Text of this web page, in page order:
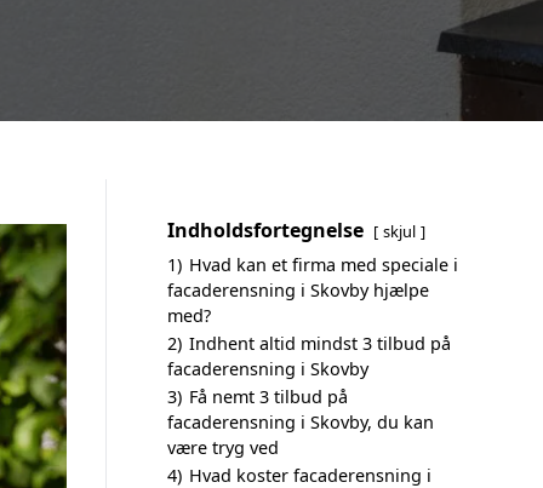
Indholdsfortegnelse skjul
1) Hvad kan et firma med speciale i
facaderensning i Skovby hjælpe
med?
2) Indhent altid mindst 3 tilbud på
facaderensning i Skovby
3) Få nemt 3 tilbud på
facaderensning i Skovby, du kan
være tryg ved
4) Hvad koster facaderensning i